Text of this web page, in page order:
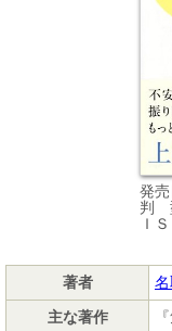
発売
判
Ｉ
著者
主な著作